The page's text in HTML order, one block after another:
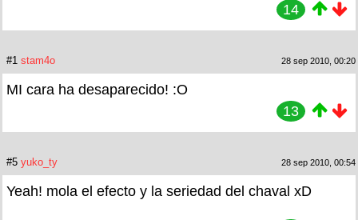
14
#1 stam4o 28 sep 2010, 00:20
MI cara ha desaparecido! :O
13
#5 yuko_ty 28 sep 2010, 00:54
Yeah! mola el efecto y la seriedad del chaval xD